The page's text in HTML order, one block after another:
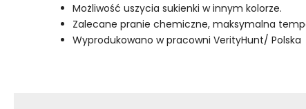
Możliwość uszycia sukienki w innym kolorze.
Zalecane pranie chemiczne, maksymalna
Wyprodukowano w pracowni VerityHunt/ Polska